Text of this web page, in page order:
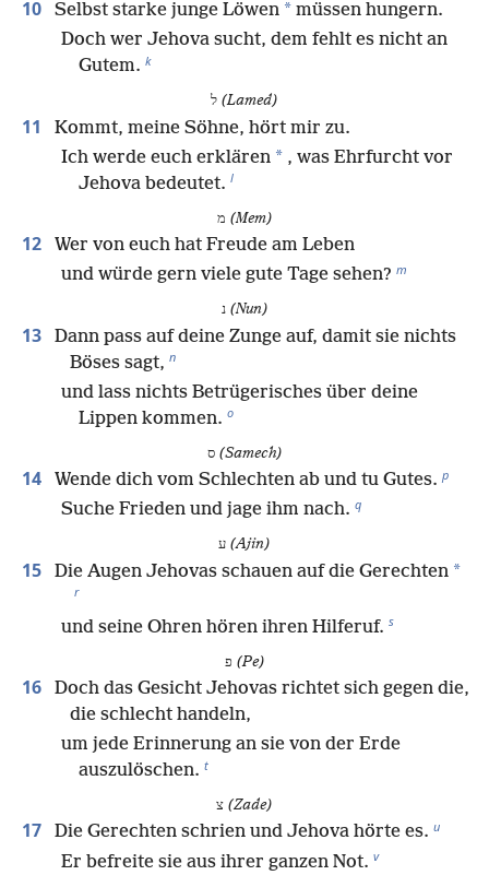
10 Selbst starke junge Löwen * müssen hungern.
Doch wer Jehova sucht, dem fehlt es nicht an
Gutem. k
(Lamed)
11
Kommt, meine Söhne, hört mir zu.
Ich werde euch erklären * , was Ehrfurcht vor
Jehova bedeutet. l
(Mem)
12
Wer von euch hat Freude am Leben
und würde gern viele gute Tage sehen? m
נ (Nun)
13
Dann pass auf deine Zunge auf, damit sie nichts
Böses sagt, n
und lass nichts Betrügerisches über deine
Lippen kommen. o
ס (Samech)
14 Wende dich vom Schlechten ab und tu Gutes. p
Suche Frieden und jage ihm nach. q
(Ajin)
15 Die Augen Jehovas schauen auf die Gerechten *
r
und seine Ohren hören ihren Hilferuf. s
(Pe)
16
Doch das Gesicht Jehovas richtet sich gegen die,
die schlecht handeln,
um jede Erinnerung an sie von der Erde
auszulöschen. t
(Zade)
17 Die Gerechten schrien und Jehova hörte es. u
Er befreite sie aus ihrer ganzen Not. v